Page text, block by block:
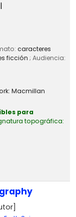
caracteres
ficción ; Audiencia:
Macmillan
para
topográfica: